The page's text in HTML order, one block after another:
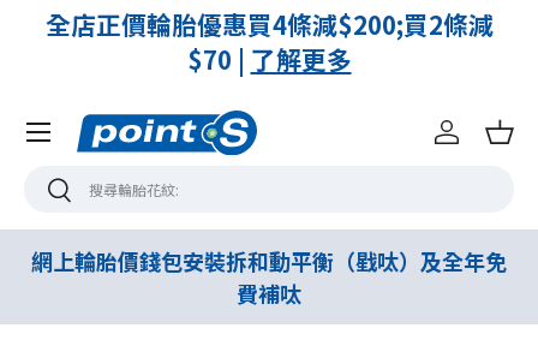
已開放「線上付訂金 · 線下付餘額」的付
款方式 |了解更多
搜尋搜尋
登入 購
Menu
網上輪胎價錢包安裝拆和動平衡（戥呔）及全年免
費補呔